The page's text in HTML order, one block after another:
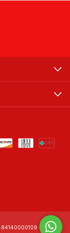
- 2026.